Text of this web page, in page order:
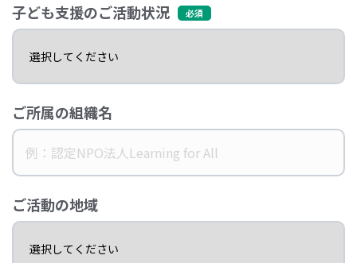
子ども支援のご活動状況
ご所属の組織名
ご活動の地域